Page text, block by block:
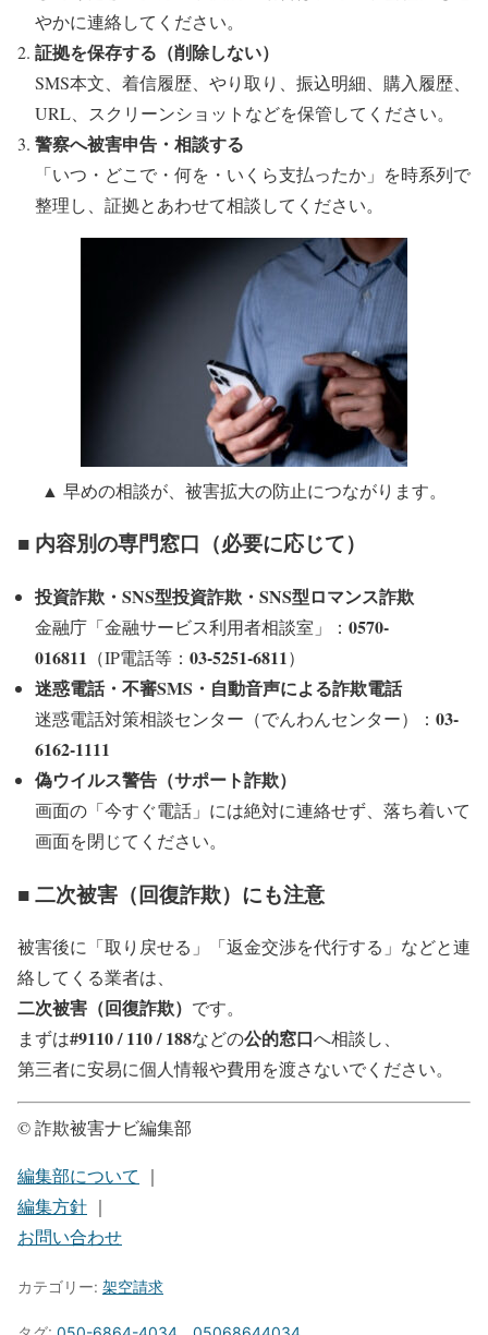
やかに連絡してください。
証拠を保存する（削除しない）
SMS本文、着信履歴、やり取り、振込明細、購入履歴、
URL、スクリーンショットなどを保管してください。
警察へ被害申告・相談する
「いつ・どこで・何を・いくら支払ったか」を時系列で
整理し、証拠とあわせて相談してください。
▲ 早めの相談が、被害拡大の防止につながります。
■ 内容別の専門窓口（必要に応じて）
投資詐欺・SNS型投資詐欺・SNS型ロマンス詐欺
金融庁「金融サービス利用者相談室」： 0570-
016811 （IP電話等： 03-5251-6811）
迷惑電話・不審SMS・自動音声による詐欺電話
迷惑電話対策相談センター（でんわんセンター）： 03-
6162-1111
偽ウイルス警告（サポート詐欺）
画面の「今すぐ電話」には絶対に連絡せず、落ち着いて
画面を閉じてください。
■ 二次被害（回復詐欺）にも注意
被害後に「取り戻せる」「返金交渉を代行する」などと連
絡してくる業者は、
二次被害（回復詐欺） です。
まずは#9110 / 110 / 188などの公的窓口へ相談し、
第三者に安易に個人情報や費用を渡さないでください。
© 詐欺被害ナビ編集部
編集部について ｜
編集方針 ｜
お問い合わせ
カテゴリー: 架空請求